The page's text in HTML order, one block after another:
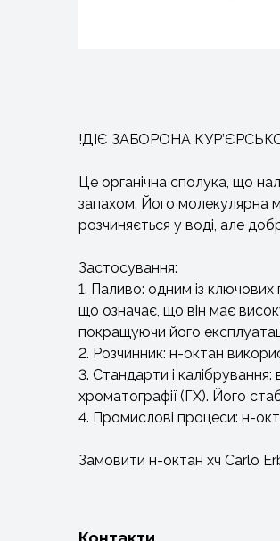
!ДІЄ ЗАБОРОНА
Це органічна сполука, що
запахом. Його молекулярна
розчиняється у воді, але
Застосування:
1. Паливо: одним із ключових
що означає, що він має
покращуючи його
2. Розчинник: н-октан
3. Стандарти і калібрування:
хроматографії (ГХ). Його
4. Промислові процеси: н-
Замовити н-октан хч Carlo